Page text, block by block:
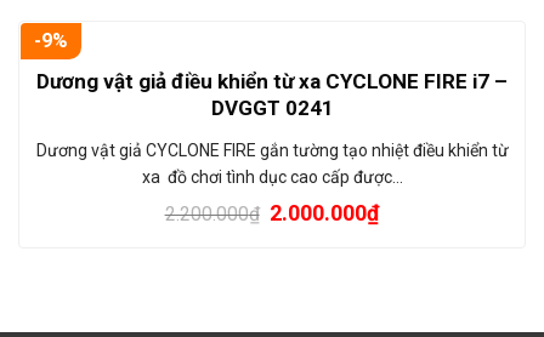
-9%
Dương vật giả điều khiển từ xa CYCLONE FIRE i7 –
DVGGT 0241
Dương vật giả CYCLONE FIRE gắn tường tạo nhiệt điều khiển từ
xa đồ chơi tình dục cao cấp được…
2.200.000₫ 2.000.000₫